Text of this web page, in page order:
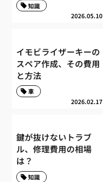
2026.05.10
知識
イモビライザーキーの
スペア作成、その費用
と方法
2026.02.17
車
鍵が抜けないトラブ
ル、修理費用の相場
は？
知識